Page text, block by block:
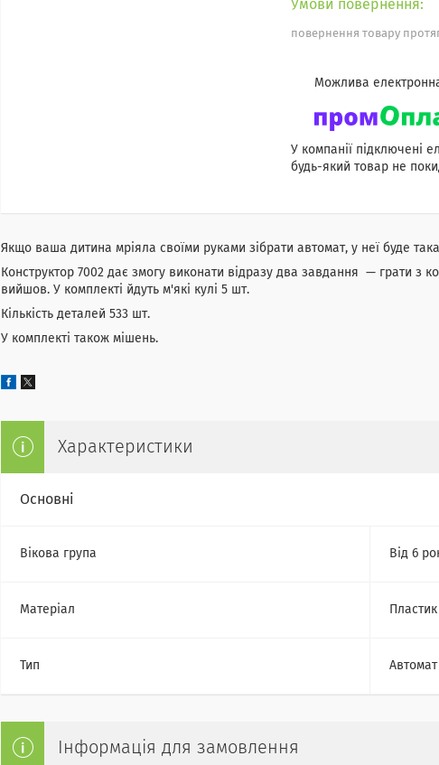
повернення товару
У компанії підключені
будь-який товар не
Якщо ваша дитина мріяла своїми руками зібрати автомат, у неї буде
Конструктор 7002 дає змогу виконати відразу два завдання — грати з
вийшов. У комплекті йдуть м'які кулі 5 шт.
Кількість деталей 533 шт.
У комплекті також мішень.
Характеристики
Основні
Вікова група Від 6
Матеріал Пластик
Тип Автомат
Інформація для замовлення